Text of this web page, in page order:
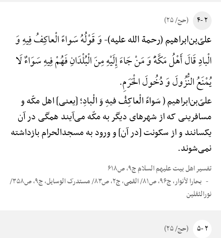
۲ -۴ (حج/ ۲۵)
علیّ‌بن‌ابراهیم (رحمة الله علیه)-وَ قَوْلُهُ سَواءً الْعاکِفُ فِیهِ وَ
الْبادِ قَالَ أَهْلُ مَکَّهًَْ وَ مَنْ جَاءَ إِلَیْهِ مِنَ الْبُلْدَانِ فَهُمْ فِیهِ سَوَاءٌ لَا
یُمْنَعُ النُّزُولَ وَ دُخُولَ الْحَرَمِ.
علیّ‌بن‌ابراهیم ( سَواءً الْعاکِفُ فیهِ وَ الْبادِ؛ [یعنی] اهل مکّه و
مسافرینی که از شهرهای دیگر به مکّه می‌آیند همگی در آن
یکسانند و از سکونت [در آن] و ورود به مسجدالحرام بازداشته
نمی‌شوند.
تفسیر اهل بیت علیهم السلام ج۹، ص۶۱۸
بحارا لأنوار، ج۹۶، ص۸۱/ القمی، ج۲، ص۸۳/ مستدرک الوسایل، ج۹، ص۳۵۸/
نورالثقلین
۲ -۵ (حج/ ۲۵)